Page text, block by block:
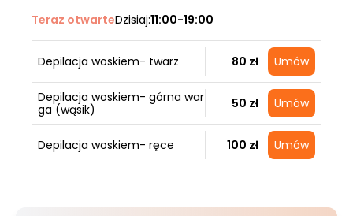
Teraz otwarteDzisiaj:11:00-19:00
Depilacja woskiem- twarz 80 zł Umów
Depilacja woskiem- górna war
ga (wąsik)
50 zł Umów
Depilacja woskiem- ręce 100 zł Umów